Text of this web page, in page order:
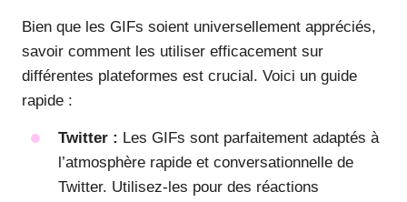
Bien que les GIFs soient universellement appréciés,
savoir comment les utiliser efficacement sur
différentes plateformes est crucial. Voici un guide
rapide :
Twitter : Les GIFs sont parfaitement adaptés à
l’atmosphère rapide et conversationnelle de
Twitter. Utilisez-les pour des réactions